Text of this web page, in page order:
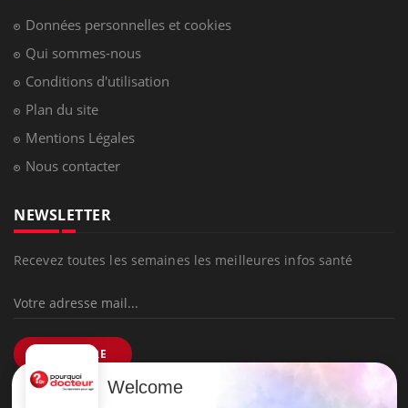
pression artérielle chute au lever
Welcome